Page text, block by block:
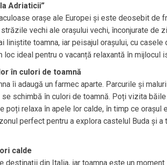
Adriaticii”
orașe ale Europei și este deosebit de
vechi ale orașului vechi, înconjurate de
liniștite toamna, iar peisajul orașului, cu casele
ideal pentru o vacanță relaxantă în mijlocul
în culori de toamnă
îi adaugă un farmec aparte. Parcurile și
schimbă în culori de toamnă. Poți vizita
poți relaxa în apele lor calde, în timp ce orașul
perfect pentru a explora castelul Buda și a
calde
destinații din Italia, iar toamna este un moment